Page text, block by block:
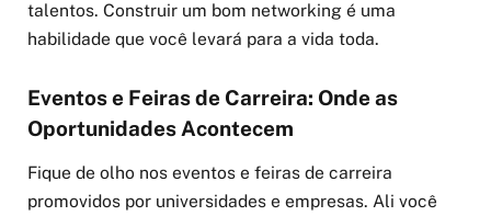
talentos. Construir um bom networking é uma
habilidade que você levará para a vida toda.
Eventos e Feiras de Carreira: Onde as
Oportunidades Acontecem
Fique de olho nos eventos e feiras de carreira
promovidos por universidades e empresas. Ali você